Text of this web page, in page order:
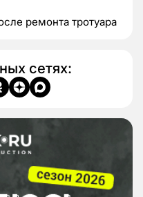
ремонта тротуара
сетях: